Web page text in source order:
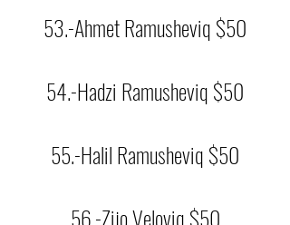
53.-Ahmet Ramusheviq $50
54.-Hadzi Ramusheviq $50
55.-Halil Ramusheviq $50
56.-Zijo Veloviq $50